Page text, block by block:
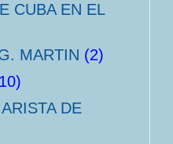
CUBA EN EL
MARTIN (2)
DE